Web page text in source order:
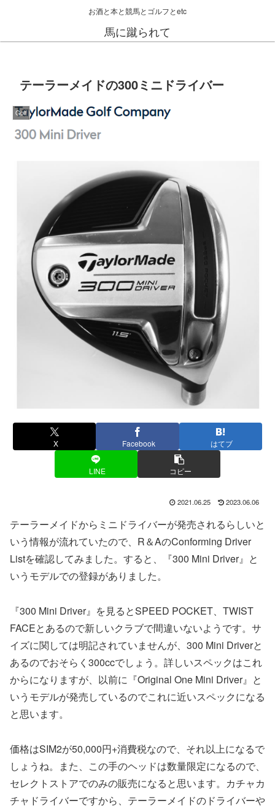
お酒と本と競馬とゴルフとetc
馬に蹴られて
テーラーメイドの300ミニドライバー
Golf
X Facebook はてブ
LINE コピー
2021.06.25 2023.06.06
テーラーメイドからミニドライバーが発売されるらしいと
いう情報が流れていたので、R＆AのConforming Driver
Listを確認してみました。すると、『300 Mini Driver』と
いうモデルでの登録がありました。
『300 Mini Driver』を見るとSPEED POCKET、TWIST
FACEとあるので新しいクラブで間違いないようです。サ
イズに関しては明記されていませんが、300 Mini Driverと
あるのでおそらく300ccでしょう。詳しいスペックはこれ
からになりますが、以前に『Original One Mini Driver』と
いうモデルが発売しているのでこれに近いスペックになる
と思います。
価格はSIM2が50,000円+消費税なので、それ以上になるで
しょうね。また、この手のヘッドは数量限定になるので、
セレクトストアでのみの販売になると思います。カチャカ
チャドライバーですから、テーラーメイドのドライバーや